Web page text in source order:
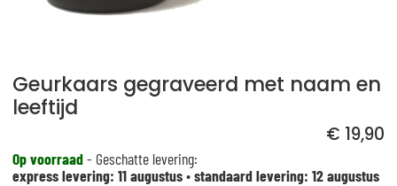
Geurkaars gegraveerd met naam en
leeftijd
€ 19,90
Op voorraad- Geschatte levering:
express levering: 11 augustus•standaard levering: 12 augustus